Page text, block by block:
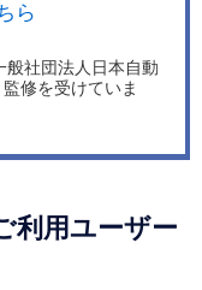
ら
般社団法人日本自動
修を受けていま
利用ユーザー